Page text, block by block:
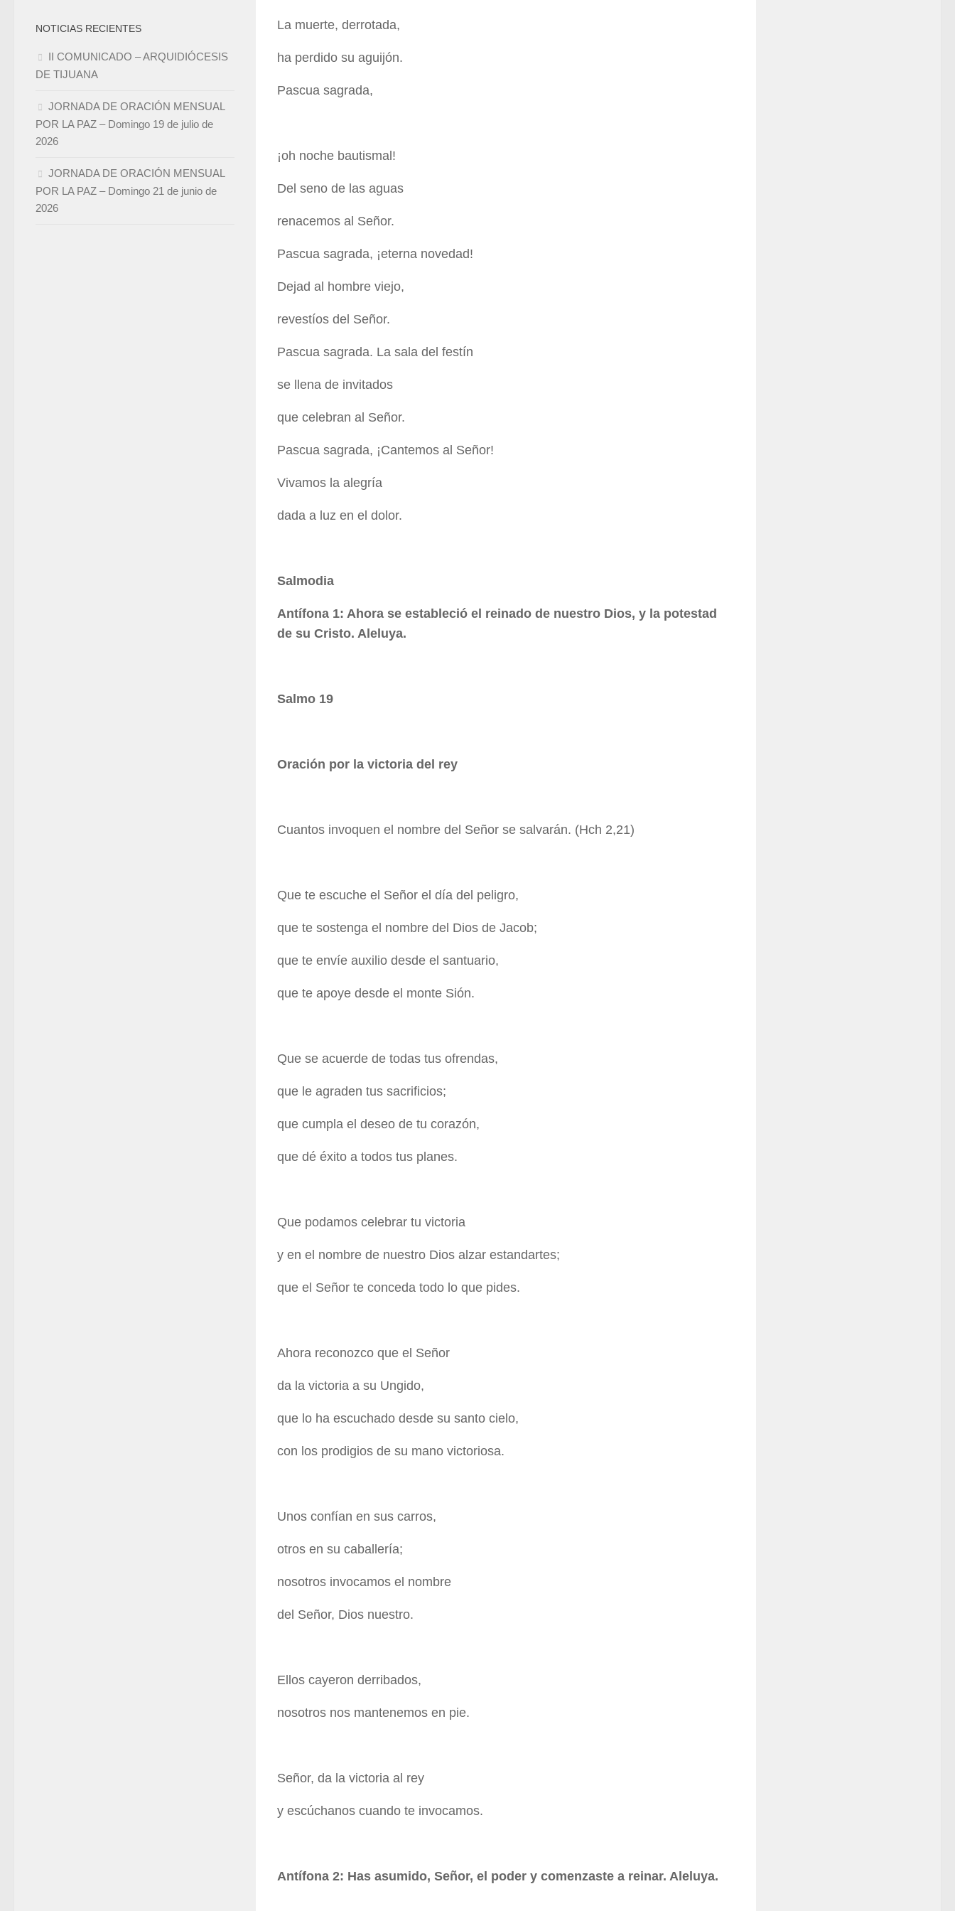
La muerte, derrotada,
ha perdido su aguijón.
Pascua sagrada,
¡oh noche bautismal!
Del seno de las aguas
renacemos al Señor.
Pascua sagrada, ¡eterna novedad!
Dejad al hombre viejo,
revestíos del Señor.
Pascua sagrada. La sala del festín
se llena de invitados
que celebran al Señor.
Pascua sagrada, ¡Cantemos al Señor!
Vivamos la alegría
dada a luz en el dolor.
Salmodia
Antífona 1: Ahora se estableció el reinado de nuestro Dios, y la potestad
de su Cristo. Aleluya.
Salmo 19
Oración por la victoria del rey
Cuantos invoquen el nombre del Señor se salvarán. (Hch 2,21)
Que te escuche el Señor el día del peligro,
que te sostenga el nombre del Dios de Jacob;
que te envíe auxilio desde el santuario,
que te apoye desde el monte Sión.
Que se acuerde de todas tus ofrendas,
que le agraden tus sacrificios;
que cumpla el deseo de tu corazón,
que dé éxito a todos tus planes.
Que podamos celebrar tu victoria
y en el nombre de nuestro Dios alzar estandartes;
que el Señor te conceda todo lo que pides.
Ahora reconozco que el Señor
da la victoria a su Ungido,
que lo ha escuchado desde su santo cielo,
con los prodigios de su mano victoriosa.
Unos confían en sus carros,
otros en su caballería;
nosotros invocamos el nombre
del Señor, Dios nuestro.
Ellos cayeron derribados,
nosotros nos mantenemos en pie.
Señor, da la victoria al rey
y escúchanos cuando te invocamos.
Antífona 2: Has asumido, Señor, el poder y comenzaste a reinar. Aleluya.
NOTICIAS RECIENTES
II COMUNICADO – ARQUIDIÓCESIS
DE TIJUANA
JORNADA DE ORACIÓN MENSUAL
POR LA PAZ – Domingo 19 de julio de
2026
JORNADA DE ORACIÓN MENSUAL
POR LA PAZ – Domingo 21 de junio de
2026